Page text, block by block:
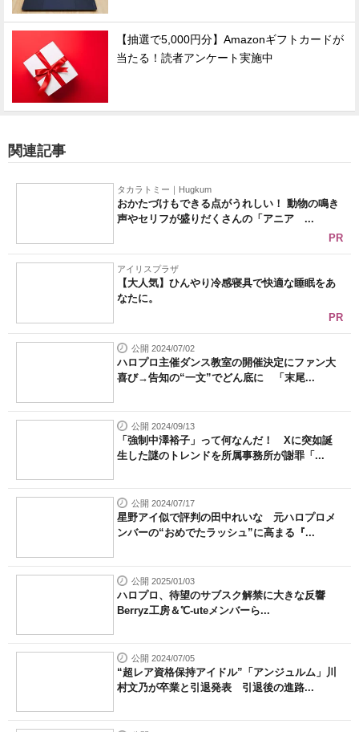
【抽選で5,000円分】Amazonギフトカードが
当たる！読者アンケート実施中
関連記事
タカラトミー｜Hugkum
おかたづけもできる点がうれしい！ 動物の鳴き
声やセリフが盛りだくさんの「アニア ...
PR
アイリスプラザ
【大人気】ひんやり冷感寝具で快適な睡眠をあ
なたに。
PR
公開 2024/07/02
ハロプロ主催ダンス教室の開催決定にファン大
喜び→告知の“一文”でどん底に 「末尾...
公開 2024/09/13
「強制中澤裕子」って何なんだ！ Xに突如誕
生した謎のトレンドを所属事務所が謝罪「...
公開 2024/07/17
星野アイ似で評判の田中れいな 元ハロプロメ
ンバーの“おめでたラッシュ”に高まる『...
公開 2025/01/03
ハロプロ、待望のサブスク解禁に大きな反響
Berryz工房＆℃-uteメンバーら...
公開 2024/07/05
“超レア資格保持アイドル”「アンジュルム」川
村文乃が卒業と引退発表 引退後の進路...